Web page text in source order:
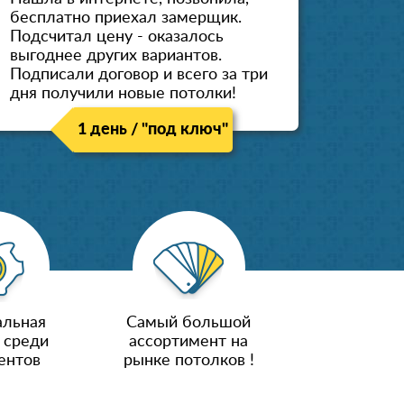
бесплатно приехал замерщик.
Подсчитал цену - оказалось
выгоднее других вариантов.
Подписали договор и всего за три
дня получили новые потолки!
1 день / "под ключ"
среди
Самый большой
ассортимент на
рынке потолков !